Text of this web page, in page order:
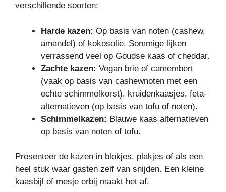
verschillende soorten:
Harde kazen: Op basis van noten (cashew,
amandel) of kokosolie. Sommige lijken
verrassend veel op Goudse kaas of cheddar.
Zachte kazen: Vegan brie of camembert
(vaak op basis van cashewnoten met een
echte schimmelkorst), kruidenkaasjes, feta-
alternatieven (op basis van tofu of noten).
Schimmelkazen: Blauwe kaas alternatieven
op basis van noten of tofu.
Presenteer de kazen in blokjes, plakjes of als een
heel stuk waar gasten zelf van snijden. Een kleine
kaasbijl of mesje erbij maakt het af.